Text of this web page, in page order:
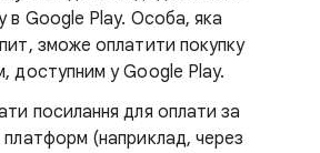
в Google Play. Особа, яка
зможе оплатити покупку
доступним у Google Play.
посилання для оплати за
(наприклад, через